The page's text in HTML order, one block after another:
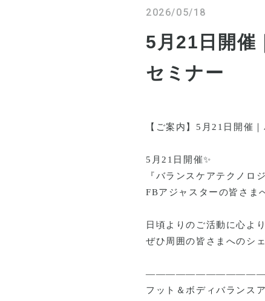
2026/05/18
5月21日開催
セミナー
【ご案内】 5 月 21 日開催
5 月 21 日開催✨
『バランスケアテクノロ
FBアジャスターの皆さま
日頃よりのご活動に心よ
ぜひ周囲の皆さまへのシ
フット＆ボディバランス